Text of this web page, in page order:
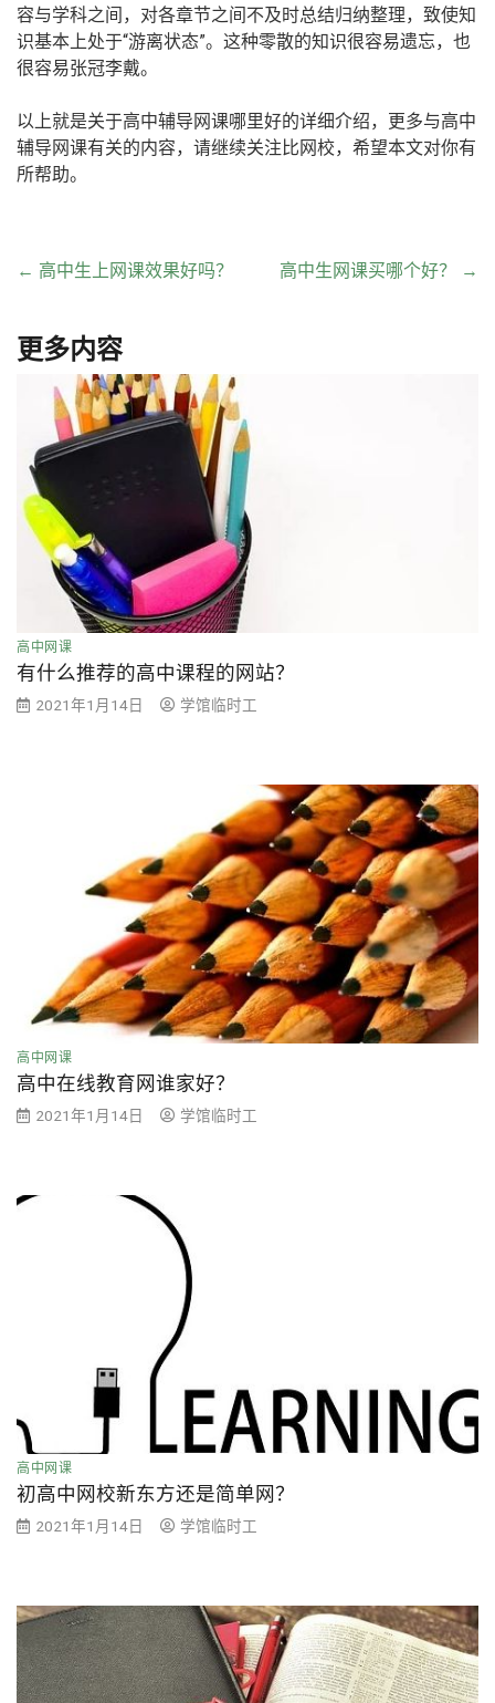
容与学科之间，对各章节之间不及时总结归纳整理，致使知
识基本上处于“游离状态”。这种零散的知识很容易遗忘，也
很容易张冠李戴。
以上就是关于高中辅导网课哪里好的详细介绍，更多与高中
辅导网课有关的内容，请继续关注比网校，希望本文对你有
所帮助。
← 高中生上网课效果好吗？ 高中生网课买哪个好？ →
更多内容
高中网课
有什么推荐的高中课程的网站？
2021年1月14日 学馆临时工
高中网课
高中在线教育网谁家好？
2021年1月14日 学馆临时工
高中网课
初高中网校新东方还是简单网？
2021年1月14日 学馆临时工